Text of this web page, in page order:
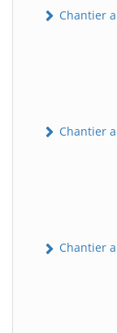
Chantier
Chantier
Chantier